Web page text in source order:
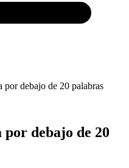
por debajo de 20 palabras
debajo de 20